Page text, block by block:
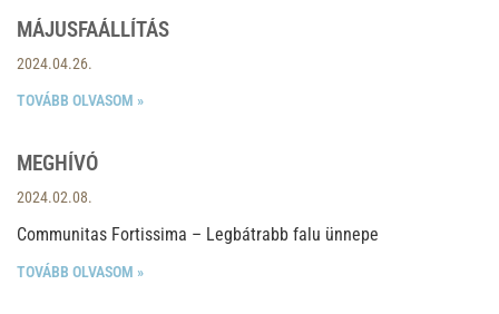
MÁJUSFAÁLLÍTÁS
2024.04.26.
TOVÁBB OLVASOM »
MEGHÍVÓ
2024.02.08.
Communitas Fortissima – Legbátrabb falu ünnepe
TOVÁBB OLVASOM »